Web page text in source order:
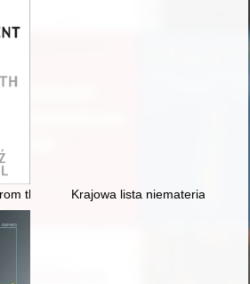
the third worldKrajowa lista niematerialnego